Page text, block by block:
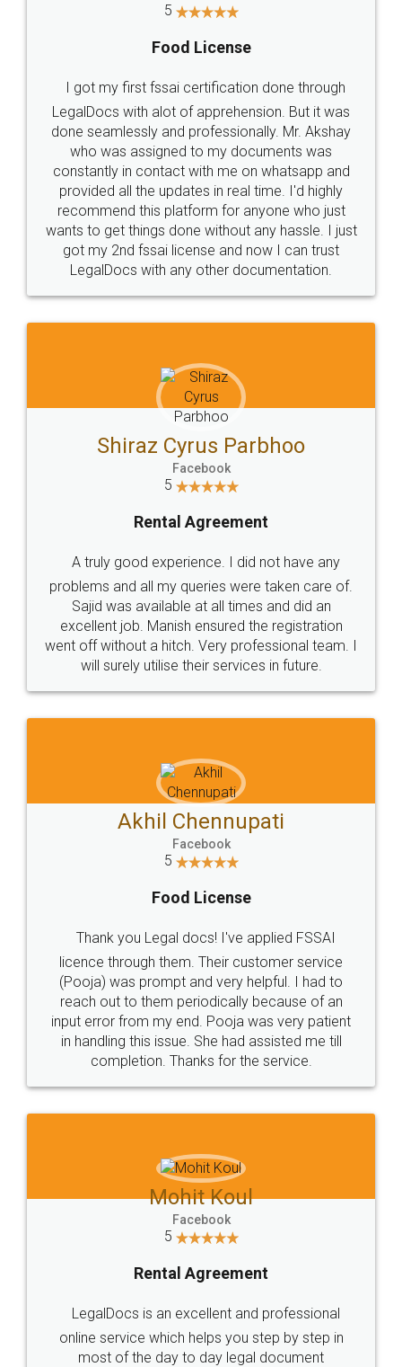
5
Food License
I got my first fssai certification done through
LegalDocs with alot of apprehension. But it was
done seamlessly and professionally. Mr. Akshay
who was assigned to my documents was
constantly in contact with me on whatsapp and
provided all the updates in real time. I'd highly
recommend this platform for anyone who just
wants to get things done without any hassle. I just
got my 2nd fssai license and now I can trust
LegalDocs with any other documentation.
Shiraz Cyrus Parbhoo
Facebook
5
Rental Agreement
A truly good experience. I did not have any
problems and all my queries were taken care of.
Sajid was available at all times and did an
excellent job. Manish ensured the registration
went off without a hitch. Very professional team. I
will surely utilise their services in future.
Akhil Chennupati
Facebook
5
Food License
Thank you Legal docs! I've applied FSSAI
licence through them. Their customer service
(Pooja) was prompt and very helpful. I had to
reach out to them periodically because of an
input error from my end. Pooja was very patient
in handling this issue. She had assisted me till
completion. Thanks for the service.
Mohit Koul
Facebook
5
Rental Agreement
LegalDocs is an excellent and professional
online service which helps you step by step in
most of the day to day legal document